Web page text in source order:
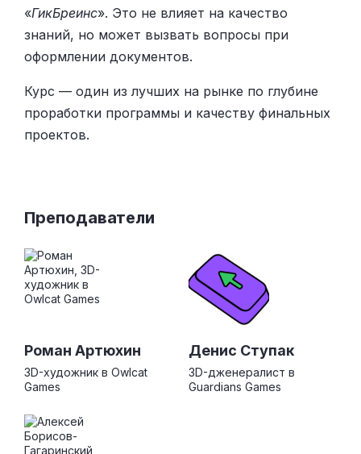
«ГикБреинс». Это не влияет на качество
знаний, но может вызвать вопросы при
оформлении документов.
Курс — один из лучших на рынке по глубине
проработки программы и качеству финальных
проектов.
Преподаватели
Роман Артюхин
3D-художник в Owlcat
Games
Денис Ступак
3D-дженералист в
Guardians Games